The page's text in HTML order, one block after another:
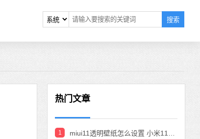
搜索
热门文章
1